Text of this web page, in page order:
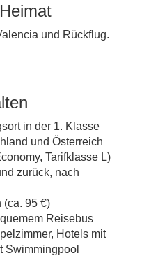
und Rückflug.
in der 1. Klasse
und Österreich
Tarifklasse L)
zurück, nach
(ca. 95 €)
Reisebus
Hotels mit
Swimmingpool